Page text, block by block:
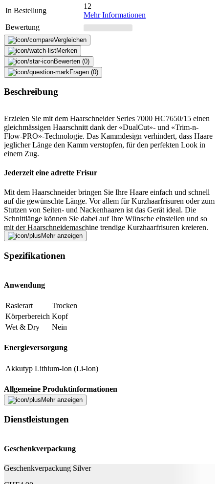
In Bestellung
12
Mehr Informationen
Bewertung
Vergleichen
Merken
Bewerten (0)
Fragen (0)
Beschreibung
Erzielen Sie mit dem Haarschneider Series 7000 HC7650/15 einen
gleichmässigen Haarschnitt dank der «DualCut»- und «Trim-n-
Flow-PRO»-Technologie. Das Kammdesign verhindert, dass Haare
jeglicher Länge den Kamm verstopfen, für den perfekten Look in
einem Zug.
Jederzeit eine adrette Frisur
Mit dem Haarschneider bringen Sie Ihre Haare einfach und schnell
auf die gewünschte Länge. Vor allem für Kurzhaarfrisuren oder zum
Stutzen von Seiten- und Nackenhaaren ist das Gerät ideal. Die
Schnittlänge können Sie dabei auf Ihre Wünsche einstellen und so
mit der Haarschneidemaschine trendige Kurzhaarfrisuren kreieren.
Fehler melden
E-Mail-Adresse (optional)
Formular schliessen
Mehr anzeigen
Spezifikationen
Anwendung
Rasierart
Trocken
Körperbereich Kopf
Wet & Dry
Nein
Energieversorgung
Akkutyp Lithium-Ion (Li-Ion)
Allgemeine Produktinformationen
Schnittbreite
4.1 cm
Ladezeit
1 h
Mehr anzeigen
Dienstleistungen
Geschenkverpackung
Geschenkverpackung Silver